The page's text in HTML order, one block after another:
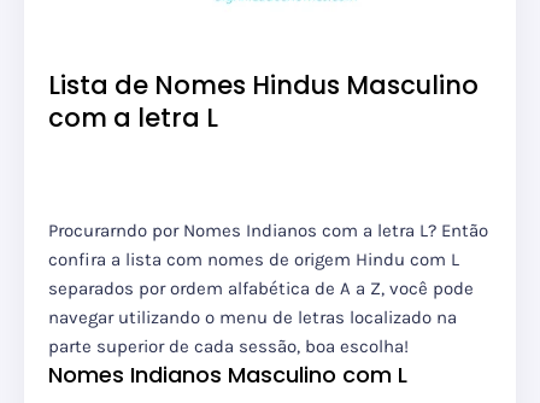
Lista de Nomes Hindus Masculino
com a letra L
Procurarndo por Nomes Indianos com a letra L? Então
confira a lista com nomes de origem Hindu com L
separados por ordem alfabética de A a Z, você pode
navegar utilizando o menu de letras localizado na
parte superior de cada sessão, boa escolha!
Nomes Indianos Masculino com L